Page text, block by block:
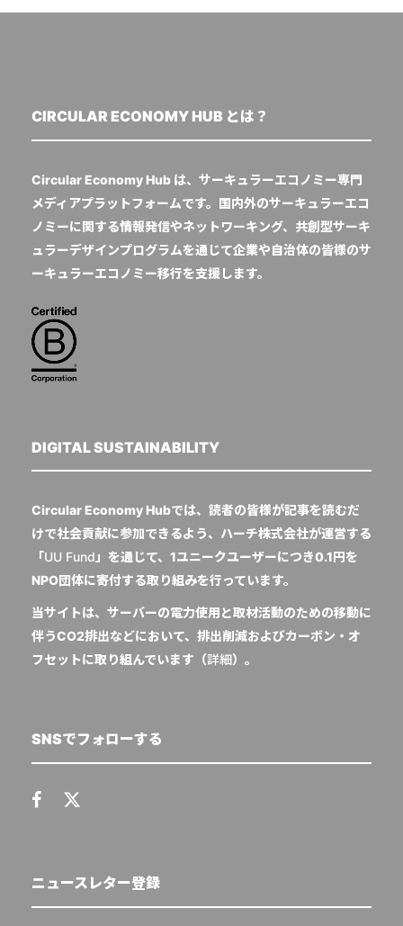
CIRCULAR ECONOMY HUB とは？
Circular Economy Hub は、サーキュラーエコノミー専門
メディアプラットフォームです。国内外のサーキュラーエコ
ノミーに関する情報発信やネットワーキング、共創型サーキ
ュラーデザインプログラムを通じて企業や自治体の皆様のサ
ーキュラーエコノミー移行を支援します。
DIGITAL SUSTAINABILITY
Circular Economy Hubでは、読者の皆様が記事を読むだ
けで社会貢献に参加できるよう、ハーチ株式会社が運営する
「UU Fund 」を通じて、1ユニークユーザーにつき0.1円を
NPO団体に寄付する取り組みを行っています。
当サイトは、サーバーの電力使用と取材活動のための移動に
伴うCO2排出などにおいて、排出削減およびカーボン・オ
フセットに取り組んでいます（詳細）。
SNSでフォローする
ニュースレター登録